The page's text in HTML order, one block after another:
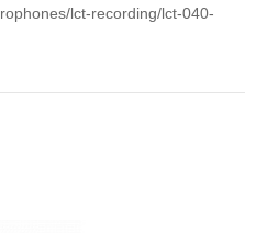
lct-recording/lct-040-